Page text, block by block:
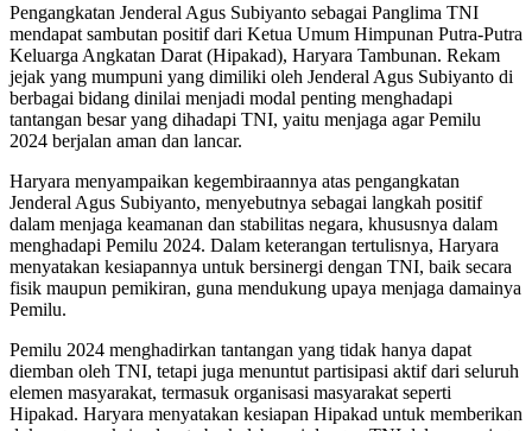
Pengangkatan Jenderal Agus Subiyanto sebagai Panglima TNI
mendapat sambutan positif dari Ketua Umum Himpunan Putra-Putra
Keluarga Angkatan Darat (Hipakad), Haryara Tambunan. Rekam
jejak yang mumpuni yang dimiliki oleh Jenderal Agus Subiyanto di
berbagai bidang dinilai menjadi modal penting menghadapi
tantangan besar yang dihadapi TNI, yaitu menjaga agar Pemilu
2024 berjalan aman dan lancar.
Haryara menyampaikan kegembiraannya atas pengangkatan
Jenderal Agus Subiyanto, menyebutnya sebagai langkah positif
dalam menjaga keamanan dan stabilitas negara, khususnya dalam
menghadapi Pemilu 2024. Dalam keterangan tertulisnya, Haryara
menyatakan kesiapannya untuk bersinergi dengan TNI, baik secara
fisik maupun pemikiran, guna mendukung upaya menjaga damainya
Pemilu.
Pemilu 2024 menghadirkan tantangan yang tidak hanya dapat
diemban oleh TNI, tetapi juga menuntut partisipasi aktif dari seluruh
elemen masyarakat, termasuk organisasi masyarakat seperti
Hipakad. Haryara menyatakan kesiapan Hipakad untuk memberikan